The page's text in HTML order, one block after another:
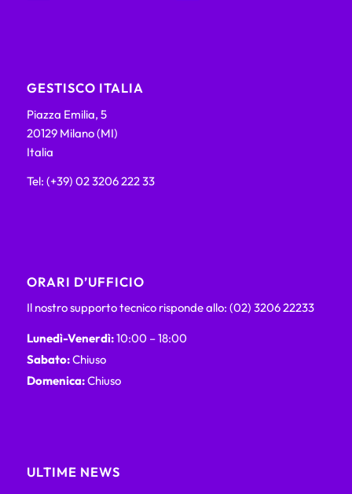
GESTISCO ITALIA
Piazza Emilia, 5
20129 Milano (MI)
Italia
Tel: (+39) 02 3206 222 33
ORARI D’UFFICIO
Il nostro supporto tecnico risponde allo: (02) 3206 22233
Lunedì-Venerdì:10:00 – 18:00
Sabato:Chiuso
Domenica:Chiuso
ULTIME NEWS